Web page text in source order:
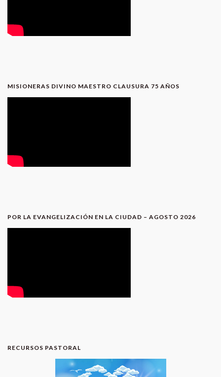
MISIONERAS DIVINO MAESTRO CLAUSURA 75 AÑOS
POR LA EVANGELIZACIÓN EN LA CIUDAD – AGOSTO 2026
RECURSOS PASTORAL